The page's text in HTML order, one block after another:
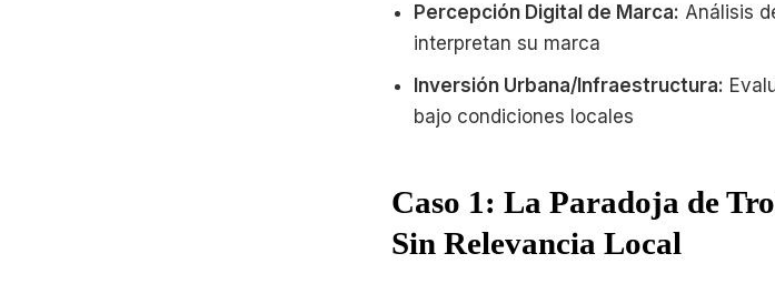
Percepción Digital de Marca: Análisis
interpretan su marca
Inversión Urbana/Infraestructura:
bajo condiciones locales
Caso 1: La Paradoja de
Sin Relevancia Local